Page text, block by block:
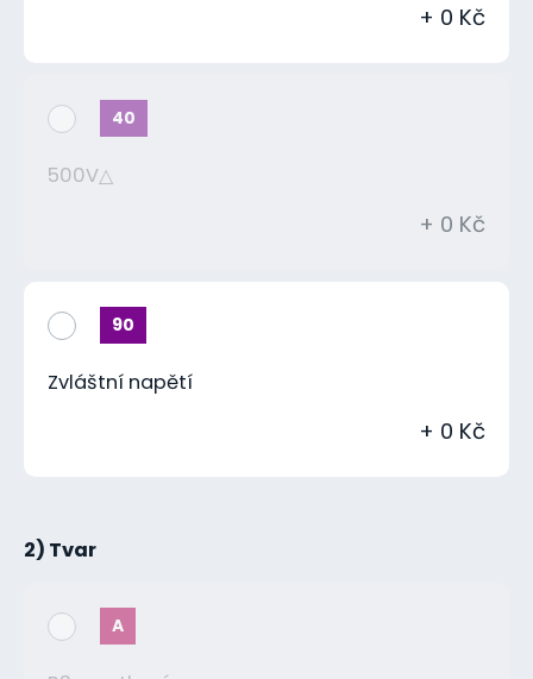
+ 0 Kč
40
500V△
+ 0 Kč
90
Zvláštní napětí
+ 0 Kč
2) Tvar
A